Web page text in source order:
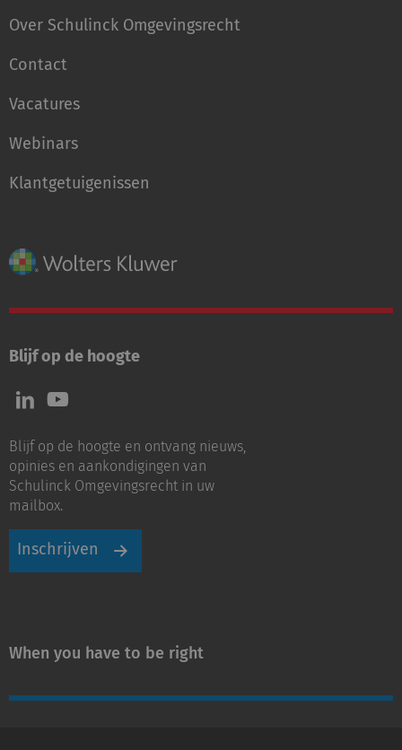
Over Schulinck Omgevingsrecht
Contact
Vacatures
Webinars
Klantgetuigenissen
Blijf op de hoogte
Volg
ons
LinkedIn
Volg
ons
Youtube
Blijf op de hoogte en ontvang nieuws,
opinies en aankondigingen van
Schulinck Omgevingsrecht in uw
mailbox.
Inschrijven
When you have to be right